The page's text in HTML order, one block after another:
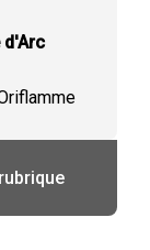
d'Arc